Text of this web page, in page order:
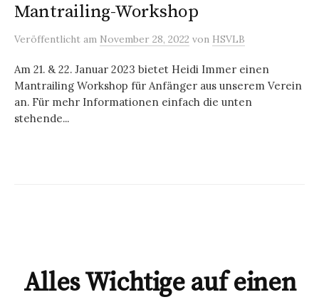
Mantrailing-Workshop
Veröffentlicht am November 28, 2022 von HSVLB
Am 21. & 22. Januar 2023 bietet Heidi Immer einen
Mantrailing Workshop für Anfänger aus unserem Verein
an. Für mehr Informationen einfach die unten
stehende...
Alles Wichtige auf einen